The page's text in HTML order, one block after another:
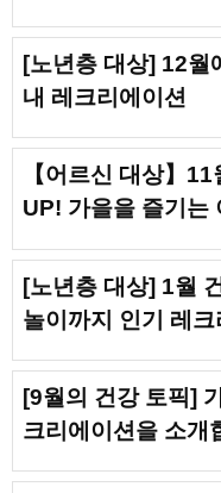
[노년층 대상] 12월
내 레크리에이션
【어르신 대상】
UP! 가을을 즐기는
[노년층 대상] 1월
놀이까지 인기 레크
[9월의 건강 토픽]
크리에이션을 소개